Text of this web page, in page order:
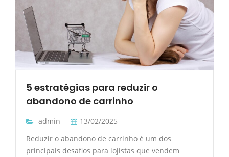
5 estratégias para reduzir o
abandono de carrinho
admin
13/02/2025
Reduzir o abandono de carrinho é um dos
principais desafios para lojistas que vendem